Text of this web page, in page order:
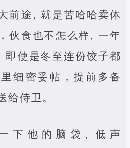
前途, 就是苦哈哈卖体
伙食也不怎么样, 一年
即使是冬至连份饺子都
细密妥帖，提前多备
给侍卫。
下他的脑袋, 低声